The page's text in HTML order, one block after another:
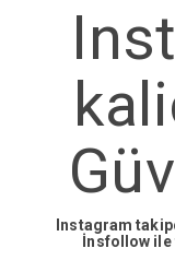
Instagram
İnsfollow ile